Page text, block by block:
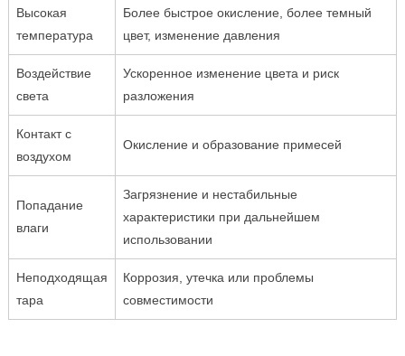
Высокая
температура
Более быстрое окисление, более темный
цвет, изменение давления
Воздействие
света
Ускоренное изменение цвета и риск
разложения
Контакт с
воздухом
Окисление и образование примесей
Попадание
влаги
Загрязнение и нестабильные
характеристики при дальнейшем
использовании
Неподходящая
тара
Коррозия, утечка или проблемы
совместимости